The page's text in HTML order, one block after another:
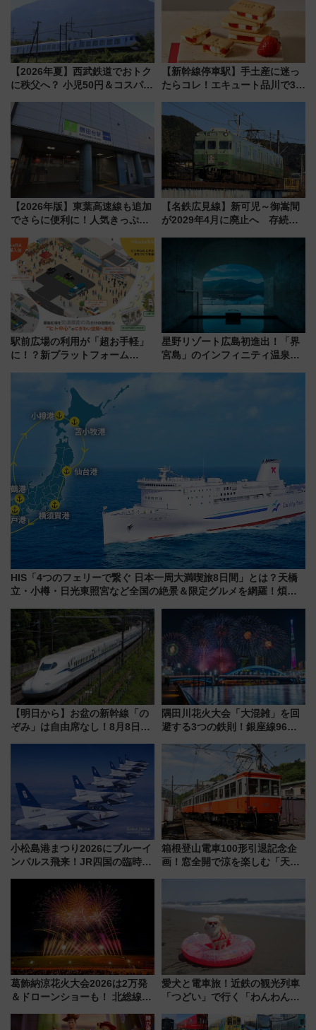
【2026年夏】西武鉄道でおトク
に秩父へ？ 小児50円＆コスパ最
族旅行！ 深夜の正丸トンネル探
検や特急ラビューも
【新幹線停車駅】手土産に迷っ
たらコレ！エキュート品川で3年
産スイーツとは？
【2026年版】東葉高速線も追加
でさらに便利に！人気きっぷ
今年も発売 秋・早春に千葉県を
巡るなら使い勝手・コスパ抜群
【名鉄広見線】新可児～御嵩間
が2029年4月に廃止へ 存続協
駅前広場の利用が「超お手軽」
に！？新プラットフォーム
マホで簡単申請 物販や演奏会な
どに【JR東日本】
星野リゾート広島初進出！「界
宮島」のインフィニティ温泉と
宿泊料金・アクセスは？（2026
HIS「4つのフェリーで繋ぐ 日本一周大満喫旅8日間」とは？天橋
立・小樽・日光東照宮など全国の絶景＆限定グルメを網羅！煩雑
【明日から】お盆の新幹線「の
ぞみ」は自由席なし！8月8日午
雑避ける「空席」探しのコツ
隅田川花火大会「大混雑」を回
避する3つの鉄則！銀座線96本
ツリー駅の規制まとめ 7/25開催
（2026年）
小松島港まつり2026にブルーイ
ンパルス飛来！JR四国の臨時ダ
箱根登山電車100形引退記念企
画！窓全開で涼を楽しむ「天然
葛飾納涼花火大会2026は2万発
＆ドローンショーも！ 北総線を
車、観覧スポット情報と周辺観
愛犬と電車旅！近鉄の観光列車
「つどい」で行く「わんわん列
める日帰りツアー